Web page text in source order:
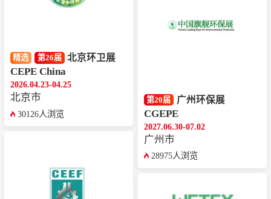
精选 第26届 北京环卫展
CEPE China
2026.04.23-04.25
北京市
30126人浏览
第20届 广州环保展
CGEPE
2027.06.30-07.02
广州市
28975人浏览